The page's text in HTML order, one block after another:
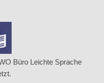
Büro Leichte Sprache